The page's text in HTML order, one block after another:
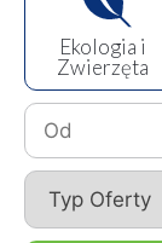
Ekologia i
Zwierzęta